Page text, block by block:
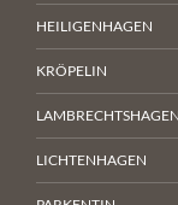
HEILIGENHAGEN
KRÖPELIN
LAMBRECHTSHAGEN
LICHTENHAGEN